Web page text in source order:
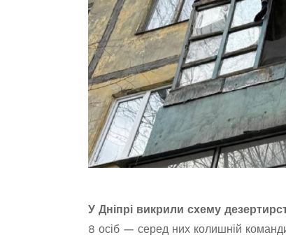
У Дніпрі викрили схему
8 осіб — серед них колишній